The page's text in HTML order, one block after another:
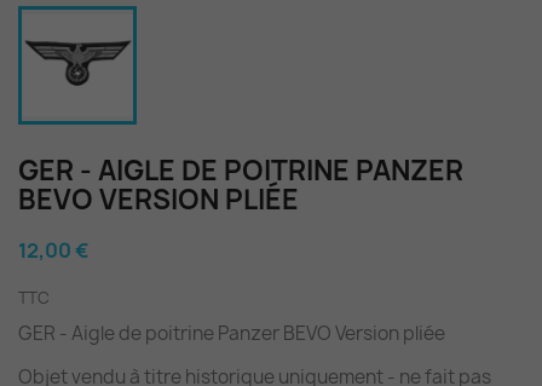
GER - AIGLE DE POITRINE PANZER
BEVO VERSION PLIÉE
12,00 €
TTC
GER - Aigle de poitrine Panzer BEVO Version pliée
Objet vendu à titre historique uniquement - ne fait pas